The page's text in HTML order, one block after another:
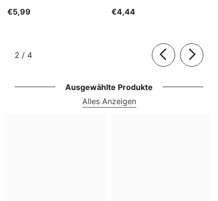
€5,99
€4,44
2 / von
4
Ausgewählte Produkte
Alles Anzeigen